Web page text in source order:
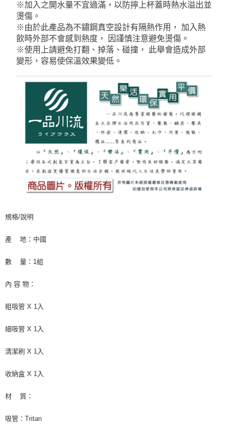
※加入之開水量不宜過滿，以防擰上杯蓋時熱水溢出並
燙傷。
※由於此產品為不鏽鋼真空設計有隔熱作用， 加入熱
飲時外部不會感到熱度， 因謹慎注意避免燙傷。
※使用上請避免打翻、掉落、碰撞， 此舉會造成外部
變形，容易使保溫效果變低。
規格/說明
產 地：中國
數 量：1組
內 容 物：
粗吸管 X 1入
細吸管 X 1入
清潔刷 X 1入
收納盒 X 1入
材 質：
吸管：Tritan